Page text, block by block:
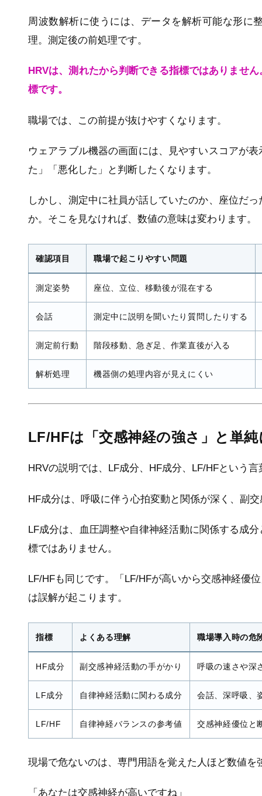
周波数解析に使うには、データを解析可能な形に
理。測定後の前処理です。
HRVは、測れたから判断できる指標ではありませ
標です。
職場では、この前提が抜けやすくなります。
ウェアラブル機器の画面には、見やすいスコアが
た」「悪化した」と判断したくなります。
しかし、測定中に社員が話していたのか、座位だ
か。そこを見なければ、数値の意味は変わります。
確認項目 職場で起こりやすい問題
測定姿勢 座位、立位、移動後が混在する
会話 測定中に説明を聞いたり質問したりする
測定前行動 階段移動、急ぎ足、作業直後が入る
解析処理 機器側の処理内容が見えにくい
LF/HFは「交感神経の強さ」と単
HRVの説明では、LF成分、HF成分、LF/HFという
HF成分は、呼吸に伴う心拍変動と関係が深く、副
LF成分は、血圧調整や自律神経活動に関係する成
標ではありません。
LF/HFも同じです。「LF/HFが高いから交感神経優
は誤解が起こります。
指標 よくある理解 職場導入時の危
HF成分 副交感神経活動の手がかり 呼吸の速さや深
LF成分 自律神経活動に関わる成分 会話、深呼吸、
LF/HF 自律神経バランスの参考値 交感神経優位と
現場で危ないのは、専門用語を覚えた人ほど数値
「あなたは交感神経が高いですね」